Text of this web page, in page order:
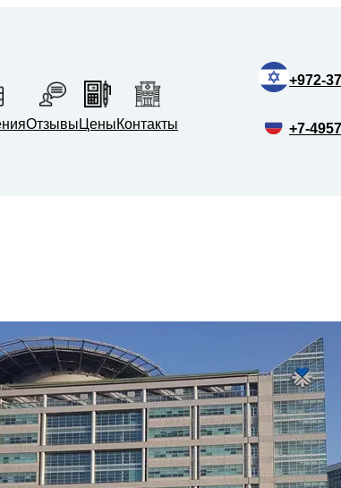
Отзывы ЦеныКонтакты
+972-
+7-